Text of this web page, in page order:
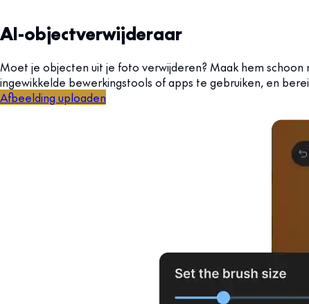
AI-objectverwijderaar
Moet je objecten uit je foto verwijderen? Maak hem
ingewikkelde bewerkingstools of apps te gebruiken, en
Afbeelding uploaden